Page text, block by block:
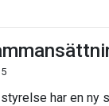
har en ny